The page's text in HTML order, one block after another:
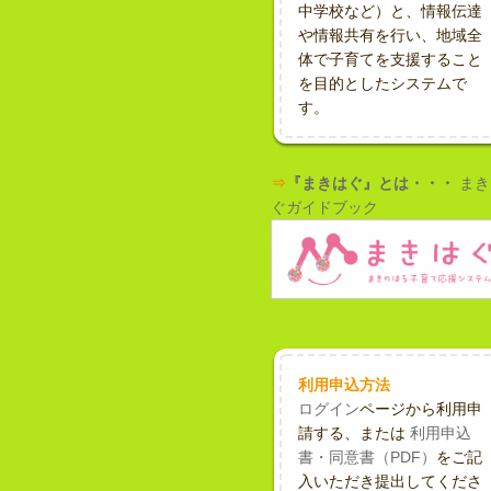
中学校など）と、情報伝達
や情報共有を行い、地域全
体で子育てを支援すること
を目的としたシステムで
す。
⇒ 『まきはぐ』とは・・・
ま
ぐガイドブック
利用申込方法
ログインページから利用申
請する、または 利用申込
書・同意書（PDF） をご記
入いただき提出してくださ